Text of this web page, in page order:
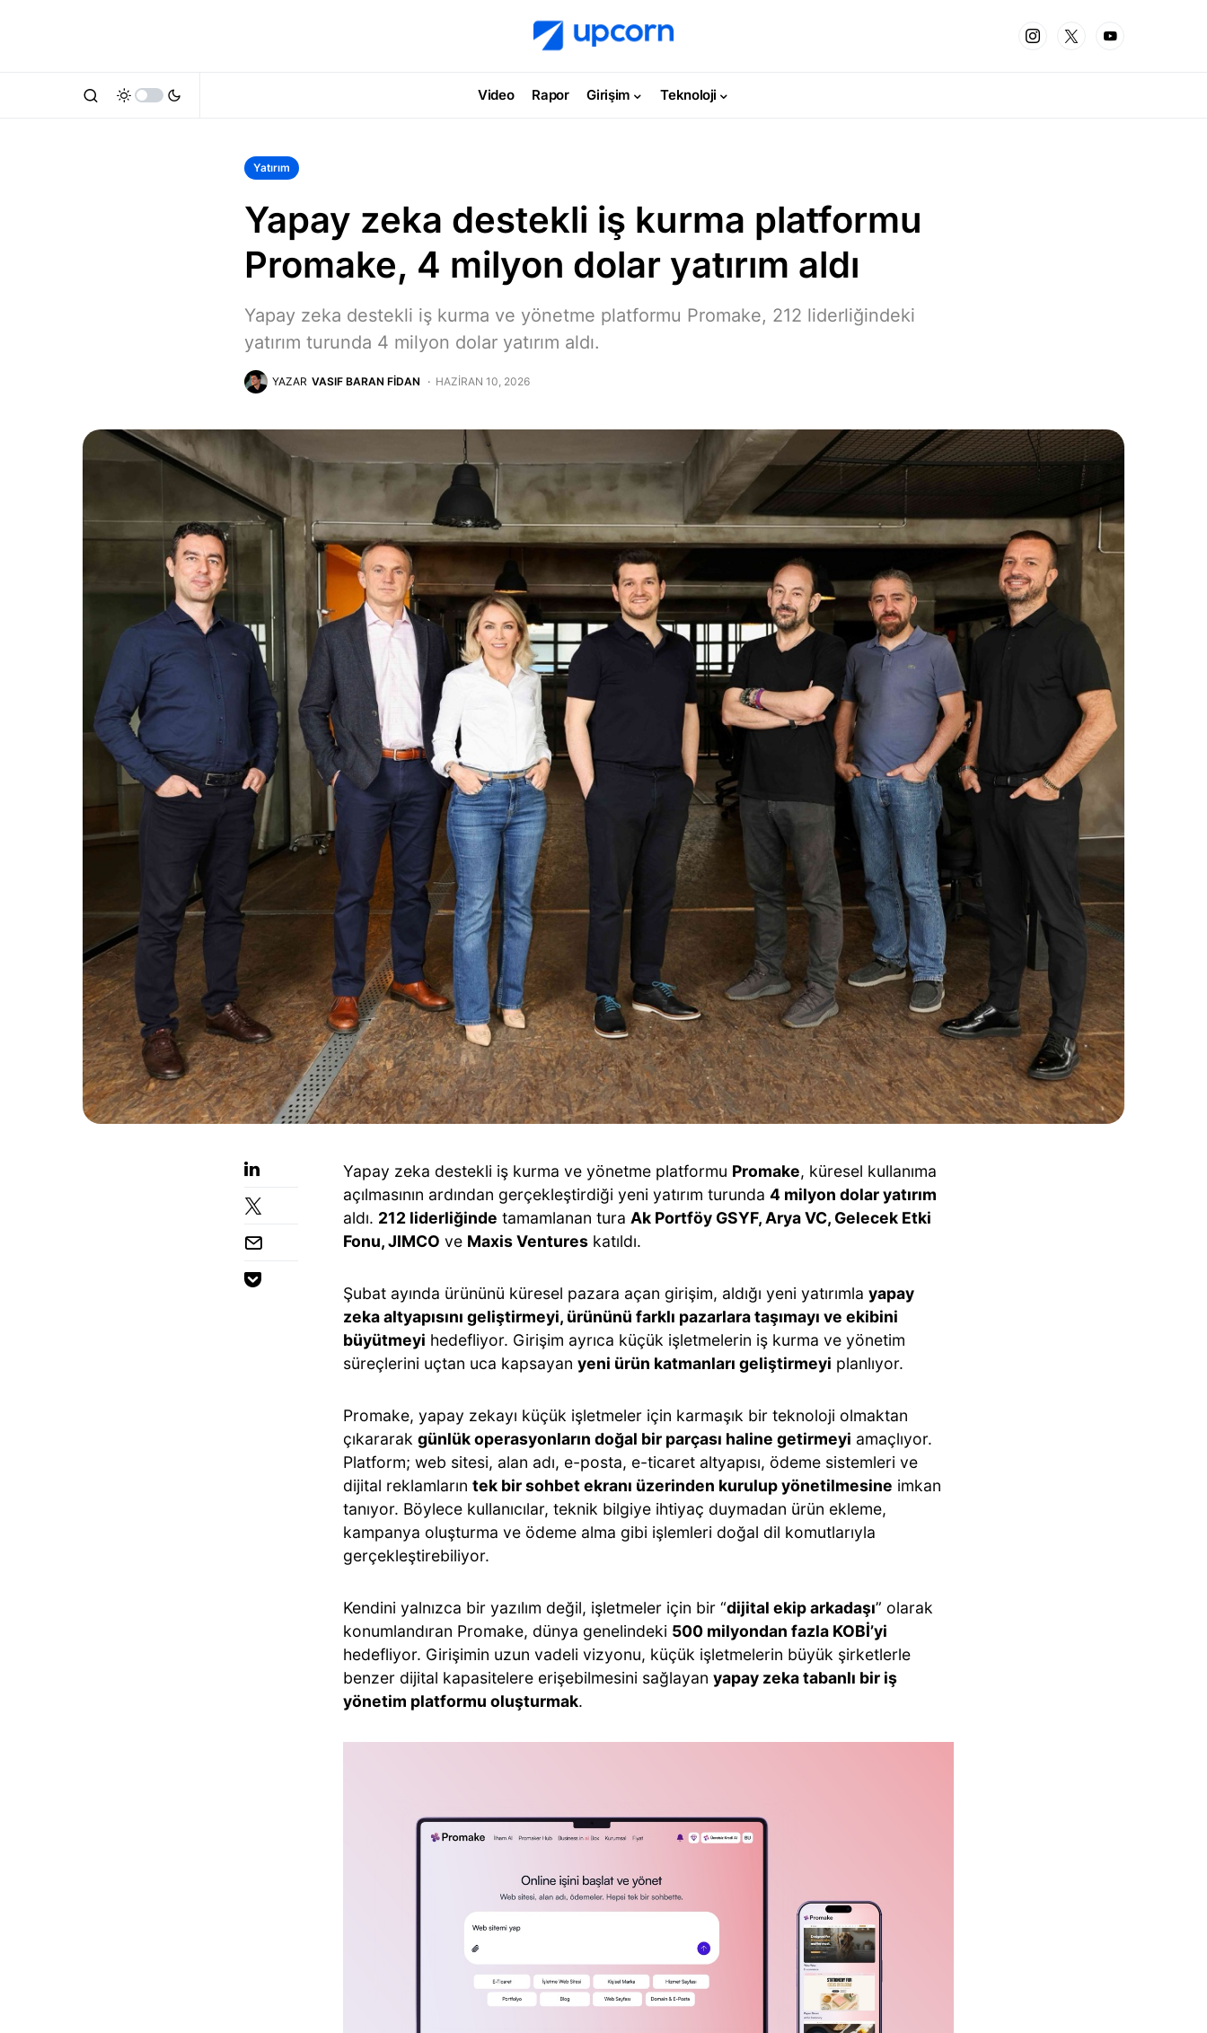
Video Rapor Girişim Teknoloji
Yatırım
Yapay zeka destekli iş kurma platformu
Promake, 4 milyon dolar yatırım aldı
Yapay zeka destekli iş kurma ve yönetme platformu Promake, 212 liderliğindeki
yatırım turunda 4 milyon dolar yatırım aldı.
YAZAR VASIF BARAN FIDAN HAZIRAN 10, 2026
Yapay zeka destekli iş kurma ve yönetme platformu Promake, küresel kullanıma
açılmasının ardından gerçekleştirdiği yeni yatırım turunda 4 milyon dolar yatırım
aldı. 212 liderliğinde tamamlanan tura Ak Portföy GSYF, Arya VC, Gelecek Etki
Fonu, JIMCO ve Maxis Ventures katıldı.
Şubat ayında ürününü küresel pazara açan girişim, aldığı yeni yatırımla yapay
zeka altyapısını geliştirmeyi, ürününü farklı pazarlara taşımayı ve ekibini
büyütmeyi hedefliyor. Girişim ayrıca küçük işletmelerin iş kurma ve yönetim
süreçlerini uçtan uca kapsayan yeni ürün katmanları geliştirmeyi planlıyor.
Promake, yapay zekayı küçük işletmeler için karmaşık bir teknoloji olmaktan
çıkararak günlük operasyonların doğal bir parçası haline getirmeyi amaçlıyor.
Platform; web sitesi, alan adı, e-posta, e-ticaret altyapısı, ödeme sistemleri ve
dijital reklamların tek bir sohbet ekranı üzerinden kurulup yönetilmesine imkan
tanıyor. Böylece kullanıcılar, teknik bilgiye ihtiyaç duymadan ürün ekleme,
kampanya oluşturma ve ödeme alma gibi işlemleri doğal dil komutlarıyla
gerçekleştirebiliyor.
Kendini yalnızca bir yazılım değil, işletmeler için bir “dijital ekip arkadaşı” olarak
konumlandıran Promake, dünya genelindeki 500 milyondan fazla KOBİ’yi
hedefliyor. Girişimin uzun vadeli vizyonu, küçük işletmelerin büyük şirketlerle
benzer dijital kapasitelere erişebilmesini sağlayan yapay zeka tabanlı bir iş
yönetim platformu oluşturmak.